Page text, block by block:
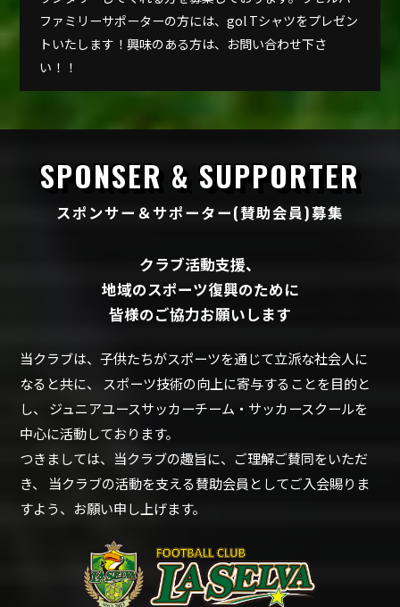
ファミリーサポーターの方には、gol Tシャツをプレゼン
トいたします！興味のある方は、お問い合わせ下さ
い！！
SPONSER & SUPPORTER
スポンサー＆サポーター(賛助会員)募集
クラブ活動支援、
地域のスポーツ復興のために
皆様のご協力お願いします
当クラブは、子供たちがスポーツを通じて立派な社会人に
なると共に、
スポーツ技術の向上に寄与することを目的と
し、
ジュニアユースサッカーチーム・サッカースクールを
中心に活動しております。
つきましては、当クラブの趣旨に、ご理解ご賛同をいただ
き、
当クラブの活動を支える賛助会員としてご入会賜りま
すよう、お願い申し上げます。